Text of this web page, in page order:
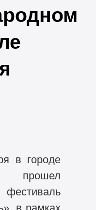
в городе
прошел